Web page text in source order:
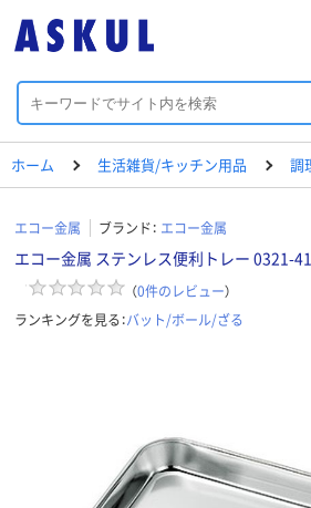
ホーム 生活雑貨/キッチン用品 調
エコー金属 ブランド： エコー金属
エコー金属 ステンレス便利トレー 0321-
（0件のレビュー）
ランキングを見る：バット/ボール/ざる